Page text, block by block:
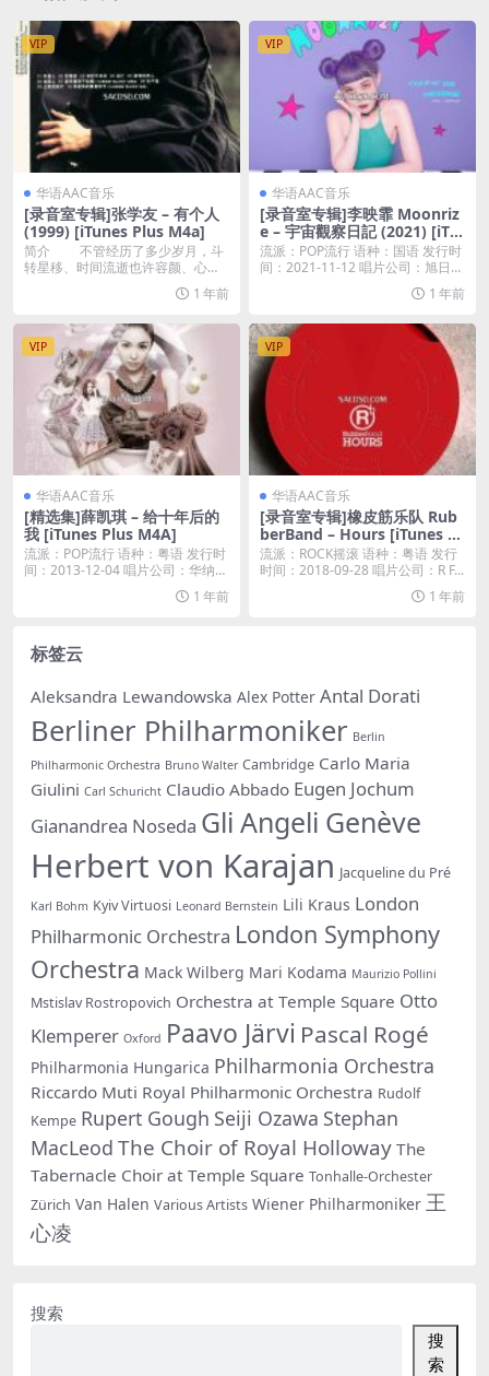
VIP
华语AAC音乐
[录音室专辑]张学友 – 有个人
(1999) [iTunes Plus M4a]
简介 不管经历了多少岁月，斗
转星移、时间流逝也许容颜、心情
1 年前
VIP
华语AAC音乐
[录音室专辑]李映霏 Moonriz
e – 宇宙觀察日記 (2021) [iTu
nes Plus M4A]
流派：POP流行 语种：国语 发行时
间：2021-11-12 唱片公司：旭日東
1 年前
VIP
华语AAC音乐
[精选集]薛凯琪 – 给十年后的
我 [iTunes Plus M4A]
流派：POP流行 语种：粤语 发行时
间：2013-12-04 唱片公司：华纳音
1 年前
VIP
华语AAC音乐
[录音室专辑]橡皮筋乐队 Rub
berBand – Hours [iTunes Pl
us M4A]
流派：ROCK摇滚 语种：粤语 发行
时间：2018-09-28 唱片公司：R F...
1 年前
标签云
Aleksandra Lewandowska Alex Potter Antal Dorati
Berliner Philharmoniker Berlin
Philharmonic Orchestra Bruno Walter Cambridge Carlo Maria
Giulini Carl Schuricht Claudio Abbado Eugen Jochum
Gianandrea Noseda Gli Angeli Genève
Herbert von Karajan Jacqueline du Pré
Karl Bohm Kyiv Virtuosi Leonard Bernstein Lili Kraus London
Philharmonic Orchestra London Symphony
Orchestra Mack Wilberg Mari Kodama Maurizio Pollini
Mstislav Rostropovich Orchestra at Temple Square Otto
Klemperer Oxford Paavo Järvi Pascal Rogé
Philharmonia Hungarica Philharmonia Orchestra
Riccardo Muti Royal Philharmonic Orchestra Rudolf
Kempe Rupert Gough Seiji Ozawa Stephan
MacLeod The Choir of Royal Holloway The
Tabernacle Choir at Temple Square Tonhalle-Orchester
Zürich Van Halen Various Artists Wiener Philharmoniker 王
心凌
搜索
搜
索